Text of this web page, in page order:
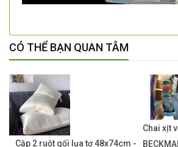
CÓ THỂ BẠN QUAN TÂM
Cặp 2 ruột gối lụa tơ 48x74cm -
Chai xịt